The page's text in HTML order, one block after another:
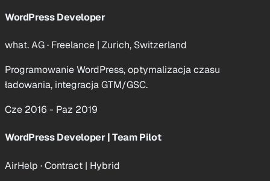
WordPress Developer
what. AG · Freelance | Zurich, Switzerland
Programowanie WordPress, optymalizacja czasu
ładowania, integracja GTM/GSC.
Cze 2016 - Paz 2019
WordPress Developer | Team Pilot
AirHelp · Contract | Hybrid